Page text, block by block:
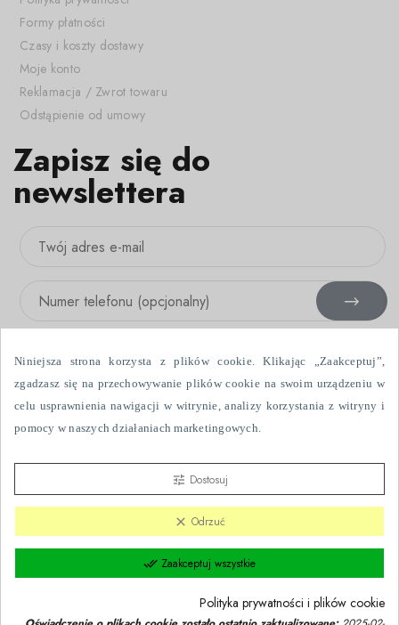
Formy płatności
Czasy i koszty dostawy
Moje konto
Reklamacja / Zwrot towaru
Odstąpienie od umowy
Zapisz się do
newslettera
Wyrażam zgodę na otrzymywanie informacji handlowych drogą
elektroniczną i przy użyciu urządzeń telefonicznych, wysłanych przez
przetwarzane są w celach marketingowych.
przetwarzania danych.
Sklep z firankami i zasłonami Firanki.pl © 2023 | Wszelkie prawa
Niniejsza strona korzysta z plików cookie. Klikając „Zaakceptuj”,
zgadzasz się na przechowywanie plików cookie na swoim urządzeniu w
celu usprawnienia nawigacji w witrynie, analizy korzystania z witryny i
pomocy w naszych działaniach marketingowych.
tune Dostosuj
clear Odrzuć
done_all Zaakceptuj wszystkie
Polityka prywatności i plików cookie